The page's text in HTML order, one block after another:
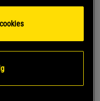
Zenith by Venum